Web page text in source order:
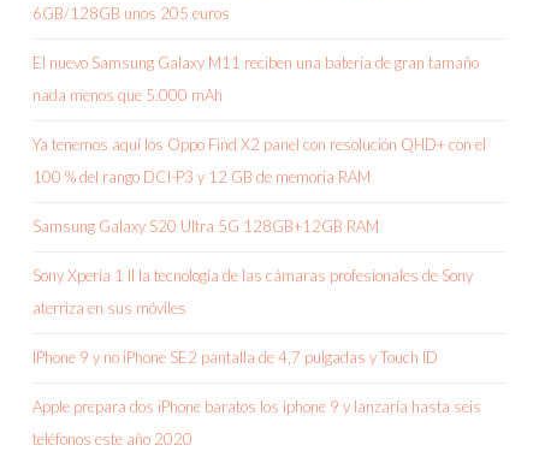
6GB/128GB unos 205 euros
El nuevo Samsung Galaxy M11 reciben una batería de gran tamaño
nada menos que 5.000 mAh
Ya tenemos aquí los Oppo Find X2 panel con resolución QHD+ con el
100 % del rango DCI-P3 y 12 GB de memoria RAM
Samsung Galaxy S20 Ultra 5G 128GB+12GB RAM
Sony Xperia 1 II la tecnología de las cámaras profesionales de Sony
aterriza en sus móviles
IPhone 9 y no iPhone SE2 pantalla de 4,7 pulgadas y Touch ID
Apple prepara dos iPhone baratos los iphone 9 y lanzaría hasta seis
teléfonos este año 2020